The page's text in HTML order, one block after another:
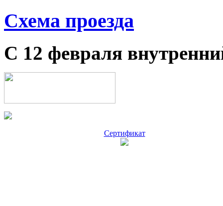
Схема проезда
С 12 февраля
Сертификат